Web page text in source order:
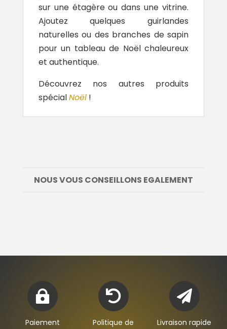
sur une étagère ou dans une vitrine.
Ajoutez quelques guirlandes
naturelles ou des branches de sapin
pour un tableau de Noël chaleureux
et authentique.
Découvrez nos autres produits
spécialNoël!
NOUS VOUS CONSEILLONS EGALEMENT

Paiement

Politique de

Livraison rapide